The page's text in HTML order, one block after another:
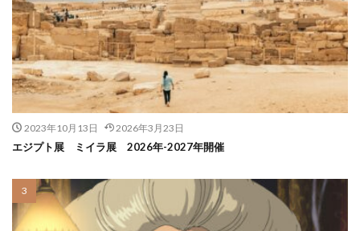
2023年10月13日 2026年3月23日
エジプト展 ミイラ展 2026年-2027年開催